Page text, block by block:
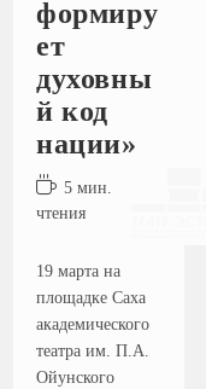
формиру
ет
духовны
й код
нации»
5 мин.
чтения
19 марта на
площадке Саха
академического
театра им. П.А.
Ойунского